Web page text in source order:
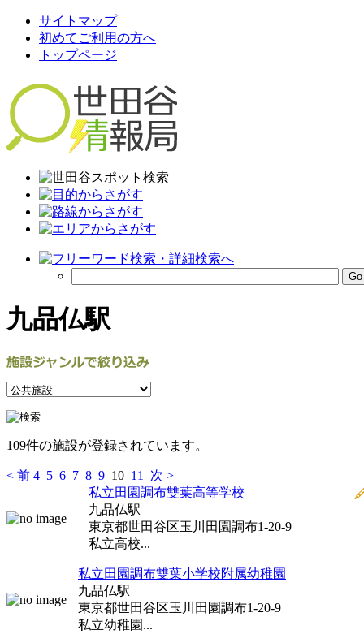
サイトマップ
初めてご利用の方へ
トップページ
九品仏駅
109件の施設が登録されています。
< 前 4 5 6 7 8 9 10 11
次 >
私立田園調布雙葉高等学校
九品仏駅
東京都世田谷区玉川田園調布1-20-9
私立高校...
私立田園調布雙葉小学校附属幼稚園
九品仏駅
東京都世田谷区玉川田園調布1-20-9
私立幼稚園...